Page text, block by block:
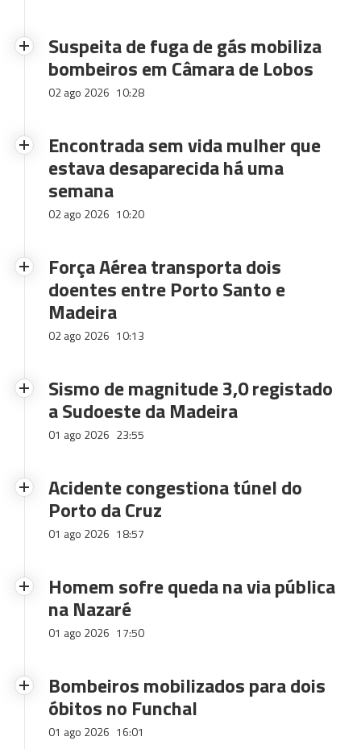
Suspeita de fuga de gás mobiliza
bombeiros em Câmara de Lobos
02 ago 2026 10:28
Encontrada sem vida mulher que
estava desaparecida há uma
semana
02 ago 2026 10:20
Força Aérea transporta dois
doentes entre Porto Santo e
Madeira
02 ago 2026 10:13
Sismo de magnitude 3,0 registado
a Sudoeste da Madeira
01 ago 2026 23:55
Acidente congestiona túnel do
Porto da Cruz
01 ago 2026 18:57
Homem sofre queda na via pública
na Nazaré
01 ago 2026 17:50
Bombeiros mobilizados para dois
óbitos no Funchal
01 ago 2026 16:01